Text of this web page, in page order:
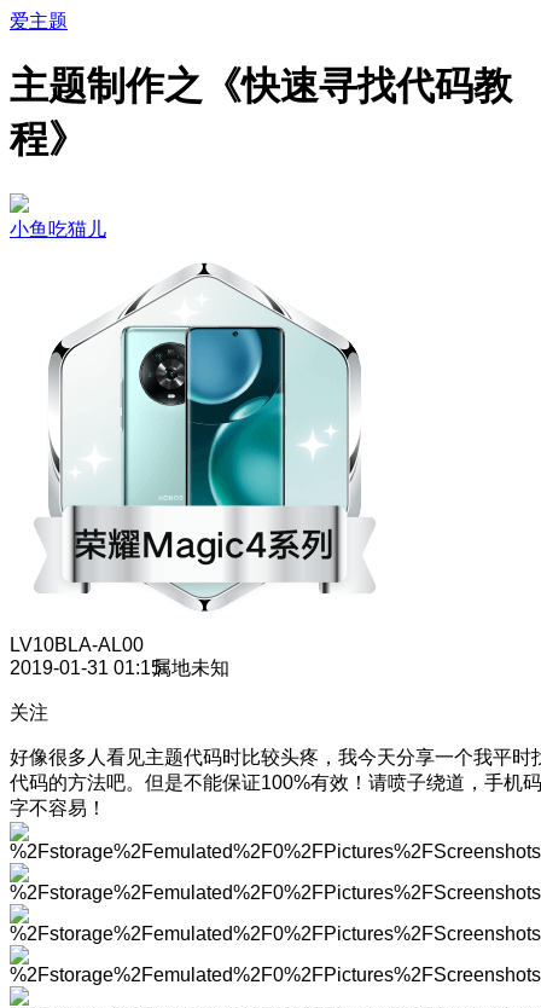
爱主题
主题制作之《快速寻找代码教
程》
小鱼吃猫儿
LV10BLA-AL00
2019-01-31 01:15属地未知
关注
好像很多人看见主题代码时比较头疼，我今天分享一个我平时
代码的方法吧。但是不能保证100%有效！请喷子绕道，手机码
字不容易！